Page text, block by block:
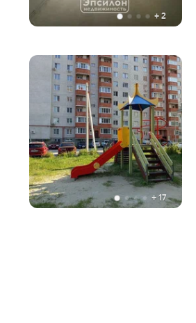
+ 2
+ 17